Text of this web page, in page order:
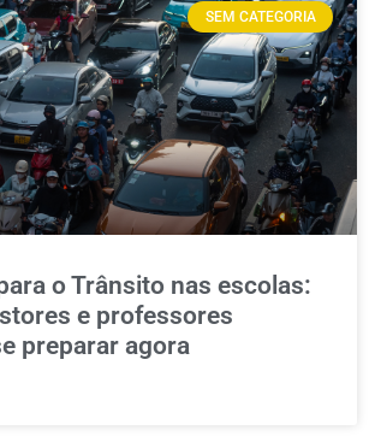
SEM CATEGORIA
o Trânsito nas escolas:
e professores
preparar agora